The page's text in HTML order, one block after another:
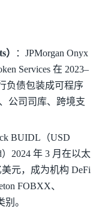
）
：JPMorgan Onyx
Services 在 2023–
负债包装成可程序
公司司库、跨境支
BUIDL（USD
2024 年 3 月在以太
元，成为机构 DeFi
FOBXX、
。